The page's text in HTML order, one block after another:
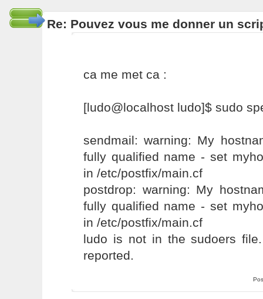
Re: Pouvez vous me donner un
ca me met ca :
[ludo@localhost ludo]$ sudo
sendmail: warning: My
fully qualified name - set
in /etc/postfix/main.cf
postdrop: warning: My
fully qualified name - set
in /etc/postfix/main.cf
ludo is not in the sudoers
reported.